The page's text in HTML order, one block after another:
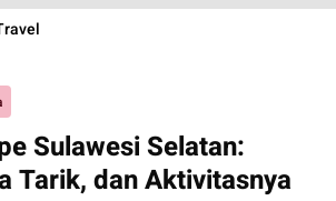
Sulawesi Selatan:
Tarik, dan Aktivitasnya